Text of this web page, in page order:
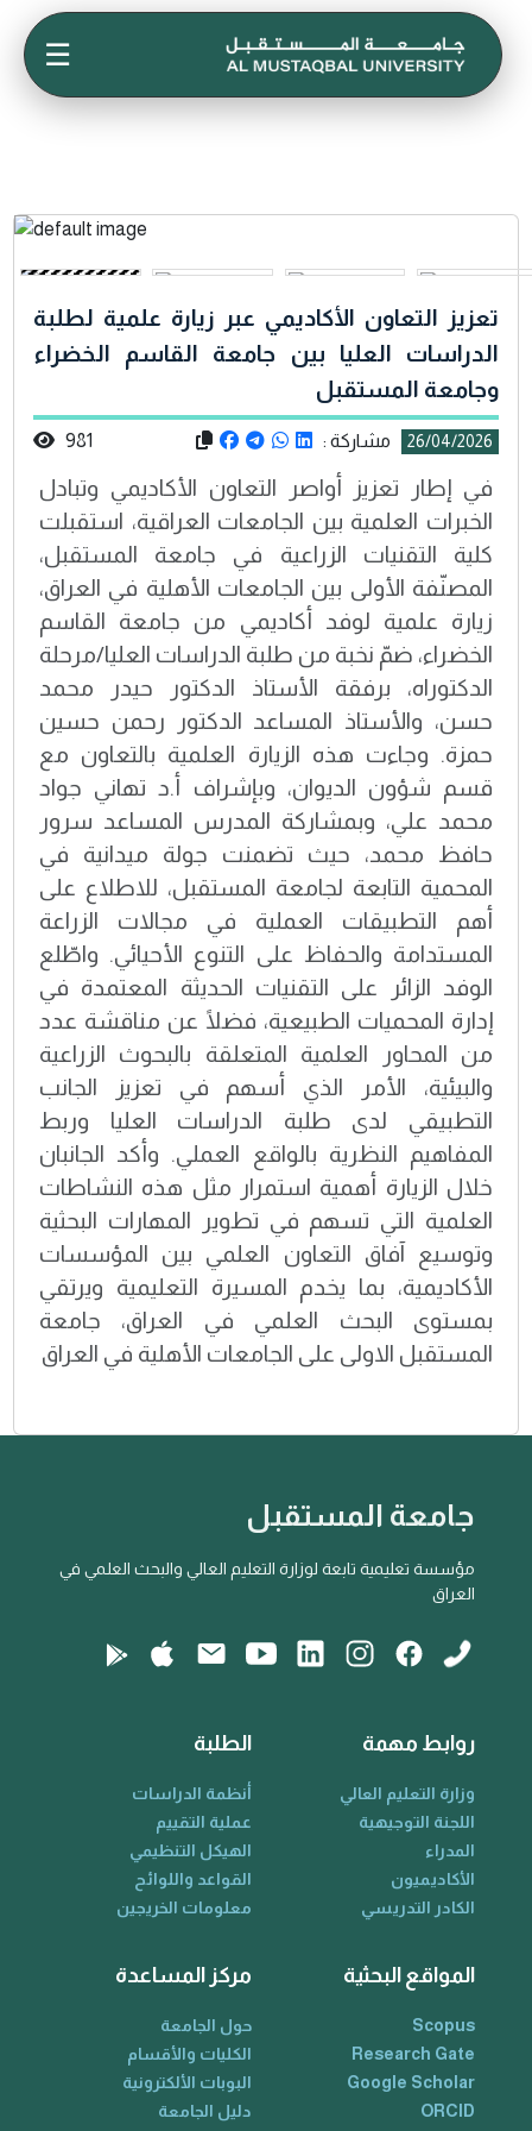
☰
تعزيز التعاون الأكاديمي عبر زيارة علمية لطلبة
الدراسات العليا بين جامعة القاسم الخضراء
وجامعة المستقبل
26/04/2026 مشاركة : 981
في إطار تعزيز أواصر التعاون الأكاديمي وتبادل
الخبرات العلمية بين الجامعات العراقية، استقبلت
كلية التقنيات الزراعية في جامعة المستقبل،
المصنّفة الأولى بين الجامعات الأهلية في العراق،
زيارة علمية لوفد أكاديمي من جامعة القاسم
الخضراء، ضمّ نخبة من طلبة الدراسات العليا/مرحلة
الدكتوراه، برفقة الأستاذ الدكتور حيدر محمد
حسن، والأستاذ المساعد الدكتور رحمن حسين
حمزة. وجاءت هذه الزيارة العلمية بالتعاون مع
قسم شؤون الديوان، وبإشراف أ.د تهاني جواد
محمد علي، وبمشاركة المدرس المساعد سرور
حافظ محمد، حيث تضمنت جولة ميدانية في
المحمية التابعة لجامعة المستقبل، للاطلاع على
أهم التطبيقات العملية في مجالات الزراعة
المستدامة والحفاظ على التنوع الأحيائي. واطّلع
الوفد الزائر على التقنيات الحديثة المعتمدة في
إدارة المحميات الطبيعية، فضلًا عن مناقشة عدد
من المحاور العلمية المتعلقة بالبحوث الزراعية
والبيئية، الأمر الذي أسهم في تعزيز الجانب
التطبيقي لدى طلبة الدراسات العليا وربط
المفاهيم النظرية بالواقع العملي. وأكد الجانبان
خلال الزيارة أهمية استمرار مثل هذه النشاطات
العلمية التي تسهم في تطوير المهارات البحثية
وتوسيع آفاق التعاون العلمي بين المؤسسات
الأكاديمية، بما يخدم المسيرة التعليمية ويرتقي
بمستوى البحث العلمي في العراق، جامعة
المستقبل الاولى على الجامعات الأهلية في العراق
جامعة المستقبل
مؤسسة تعليمية تابعة لوزارة التعليم العالي والبحث العلمي في
العراق
روابط مهمة
وزارة التعليم العالي
اللجنة التوجيهية
المدراء
الأكاديميون
الكادر التدريسي
الطلبة
أنظمة الدراسات
عملية التقييم
الهيكل التنظيمي
القواعد واللوائح
معلومات الخريجين
المواقع البحثية
Scopus
Research Gate
Google Scholar
ORCID
مركز المساعدة
حول الجامعة
الكليات والأقسام
البوبات الألكترونية
دليل الجامعة